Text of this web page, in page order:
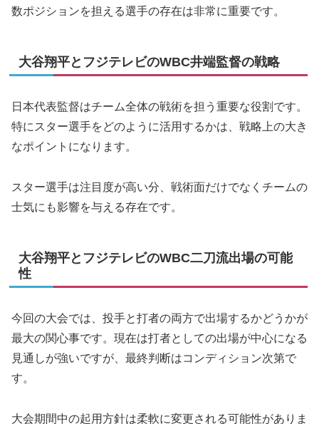
数ポジションを担える選手の存在は非常に重要です。
大谷翔平とフジテレビのWBC井端監督の戦略
日本代表監督はチーム全体の戦術を担う重要な役割です。
特にスター選手をどのように活用するかは、戦略上の大き
なポイントになります。
スター選手は注目度が高い分、戦術面だけでなくチームの
士気にも影響を与える存在です。
大谷翔平とフジテレビのWBC二刀流出場の可能
性
今回の大会では、投手と打者の両方で出場するかどうかが
最大の関心事です。現在は打者としての出場が中心になる
見通しが強いですが、最終判断はコンディション次第で
す。
大会期間中の起用方針は柔軟に変更される可能性がありま